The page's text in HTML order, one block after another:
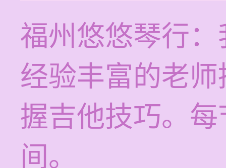
福州悠悠琴行
经验丰富的老
握吉他技巧。
间。